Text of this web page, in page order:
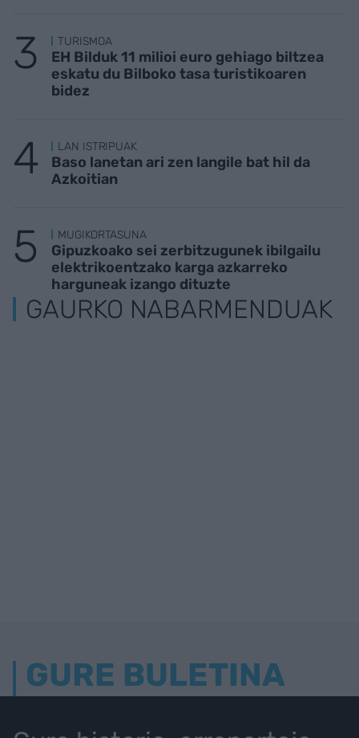
TURISMOA
EH Bilduk 11 milioi euro gehiago biltzea
eskatu du Bilboko tasa turistikoaren
bidez
LAN ISTRIPUAK
Baso lanetan ari zen langile bat hil da
Azkoitian
MUGIKORTASUNA
Gipuzkoako sei zerbitzugunek ibilgailu
elektrikoentzako karga azkarreko
harguneak izango dituzte
GAURKO NABARMENDUAK
GURE BULETINA